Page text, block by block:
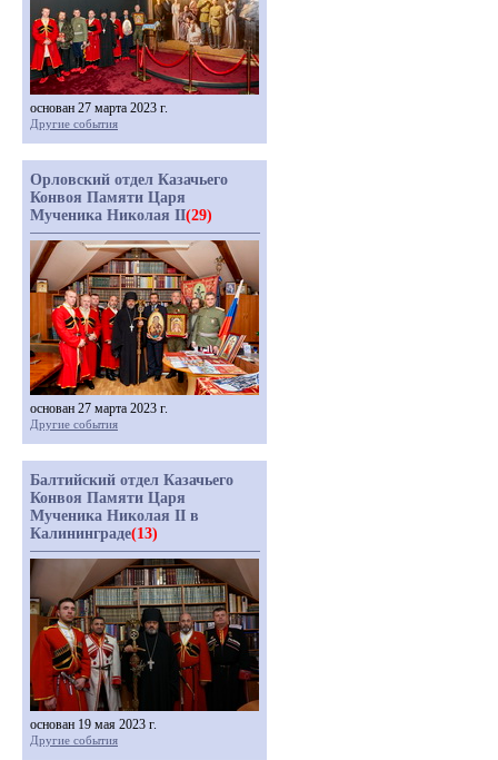
основан 27 марта 2023 г.
Другие события
Орловский отдел Казачьего
Конвоя Памяти Царя
Мученика Николая II(29)
основан 27 марта 2023 г.
Другие события
Балтийский отдел Казачьего
Конвоя Памяти Царя
Мученика Николая II в
Калининграде(13)
основан 19 мая 2023 г.
Другие события